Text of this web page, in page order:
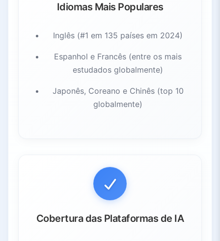
Idiomas Mais Populares
Inglês (#1 em 135 países em 2024)
Espanhol e Francês (entre os mais
estudados globalmente)
Japonês, Coreano e Chinês (top 10
globalmente)
Cobertura das Plataformas de IA